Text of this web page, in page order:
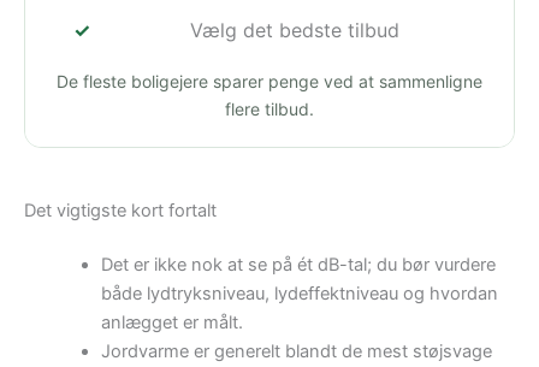
Vælg det bedste tilbud
De fleste boligejere sparer penge ved at sammenligne
flere tilbud.
Det vigtigste kort fortalt
Det er ikke nok at se på ét dB-tal; du bør vurdere
både lydtryksniveau, lydeffektniveau og hvordan
anlægget er målt.
Jordvarme er generelt blandt de mest støjsvage